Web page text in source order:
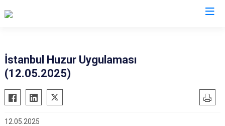
İstanbul Huzur Uygulaması
(12.05.2025)
12.05.2025